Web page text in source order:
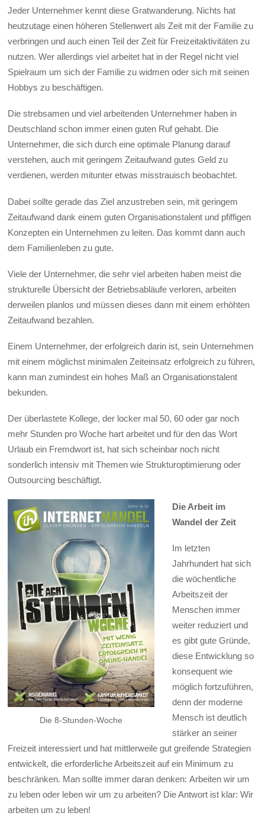
Jeder Unternehmer kennt diese Gratwanderung. Nichts hat
heutzutage einen höheren Stellenwert als Zeit mit der Familie zu
verbringen und auch einen Teil der Zeit für Freizeitaktivitäten zu
nutzen. Wer allerdings viel arbeitet hat in der Regel nicht viel
Spielraum um sich der Familie zu widmen oder sich mit seinen
Hobbys zu beschäftigen.
Die strebsamen und viel arbeitenden Unternehmer haben in
Deutschland schon immer einen guten Ruf gehabt. Die
Unternehmer, die sich durch eine optimale Planung darauf
verstehen, auch mit geringem Zeitaufwand gutes Geld zu
verdienen, werden mitunter etwas misstrauisch beobachtet.
Dabei sollte gerade das Ziel anzustreben sein, mit geringem
Zeitaufwand dank einem guten Organisationstalent und pfiffigen
Konzepten ein Unternehmen zu leiten. Das kommt dann auch
dem Familienleben zu gute.
Viele der Unternehmer, die sehr viel arbeiten haben meist die
strukturelle Übersicht der Betriebsabläufe verloren, arbeiten
derweilen planlos und müssen dieses dann mit einem erhöhten
Zeitaufwand bezahlen.
Einem Unternehmer, der erfolgreich darin ist, sein Unternehmen
mit einem möglichst minimalen Zeiteinsatz erfolgreich zu führen,
kann man zumindest ein hohes Maß an Organisationstalent
bekunden.
Der überlastete Kollege, der locker mal 50, 60 oder gar noch
mehr Stunden pro Woche hart arbeitet und für den das Wort
Urlaub ein Fremdwort ist, hat sich scheinbar noch nicht
sonderlich intensiv mit Themen wie Strukturoptimierung oder
Outsourcing beschäftigt.
Die 8-Stunden-Woche
Die Arbeit im
Wandel der Zeit
Im letzten
Jahrhundert hat sich
die wöchentliche
Arbeitszeit der
Menschen immer
weiter reduziert und
es gibt gute Gründe,
diese Entwicklung so
konsequent wie
möglich fortzuführen,
denn der moderne
Mensch ist deutlich
stärker an seiner
Freizeit interessiert und hat mittlerweile gut greifende Strategien
entwickelt, die erforderliche Arbeitszeit auf ein Minimum zu
beschränken. Man sollte immer daran denken: Arbeiten wir um
zu leben oder leben wir um zu arbeiten? Die Antwort ist klar: Wir
arbeiten um zu leben!